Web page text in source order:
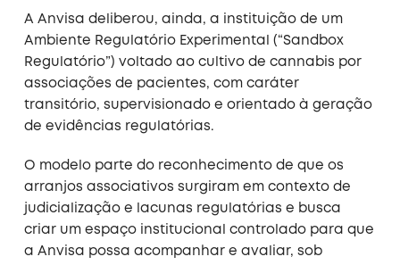
A Anvisa deliberou, ainda, a instituição de um
Ambiente Regulatório Experimental (“Sandbox
Regulatório”) voltado ao cultivo de cannabis por
associações de pacientes, com caráter
transitório, supervisionado e orientado à geração
de evidências regulatórias.
O modelo parte do reconhecimento de que os
arranjos associativos surgiram em contexto de
judicialização e lacunas regulatórias e busca
criar um espaço institucional controlado para que
a Anvisa possa acompanhar e avaliar, sob